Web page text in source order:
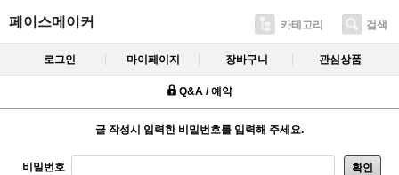
페이스메이커 카테고리 검색
로그인 마이페이지 장바구니 관심상품
Q&A / 예약
글 작성시 입력한 비밀번호를 입력해 주세요.
비밀번호 확인